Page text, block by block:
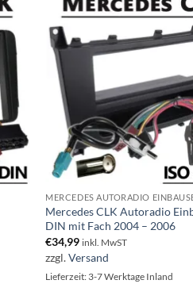
MERCEDES AUTORADIO
Mercedes CLK Autoradio
DIN mit Fach 2004 – 2006
€34,99 inkl. MwST
zzgl.Versand
Lieferzeit: 3-7 Werktage Inland